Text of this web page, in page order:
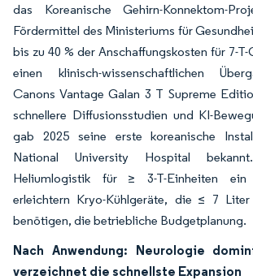
das Koreanische Gehirn-Konnektom-
Fördermittel des Ministeriums für
bis zu 40 % der Anschaffungskosten für 7-
einen klinisch-wissenschaftlichen
Canons Vantage Galan 3 T Supreme
schnellere Diffusionsstudien und KI-
gab 2025 seine erste koreanische
National University Hospital
Heliumlogistik für ≥ 3-T-Einheiten
erleichtern Kryo-Kühlgeräte, die ≤ 7
benötigen, die betriebliche Budgetplanung.
Nach Anwendung: Neurologie
verzeichnet die schnellste Expansion